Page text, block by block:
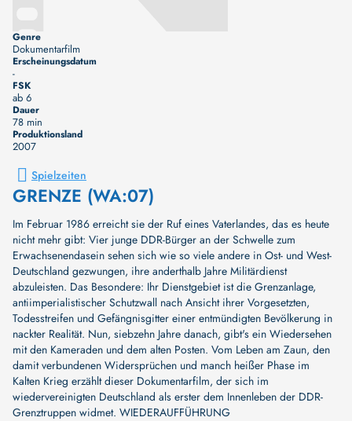
Genre
Dokumentarfilm
Erscheinungsdatum
-
FSK
ab 6
Dauer
78 min
Produktionsland
2007
Spielzeiten
GRENZE (WA:07)
Im Februar 1986 erreicht sie der Ruf eines Vaterlandes, das es heute
nicht mehr gibt: Vier junge DDR-Bürger an der Schwelle zum
Erwachsenendasein sehen sich wie so viele andere in Ost- und West-
Deutschland gezwungen, ihre anderthalb Jahre Militärdienst
abzuleisten. Das Besondere: Ihr Dienstgebiet ist die Grenzanlage,
antiimperialistischer Schutzwall nach Ansicht ihrer Vorgesetzten,
Todesstreifen und Gefängnisgitter einer entmündigten Bevölkerung in
nackter Realität. Nun, siebzehn Jahre danach, gibt's ein Wiedersehen
mit den Kameraden und dem alten Posten. Vom Leben am Zaun, den
damit verbundenen Widersprüchen und manch heißer Phase im
Kalten Krieg erzählt dieser Dokumentarfilm, der sich im
wiedervereinigten Deutschland als erster dem Innenleben der DDR-
Grenztruppen widmet. WIEDERAUFFÜHRUNG